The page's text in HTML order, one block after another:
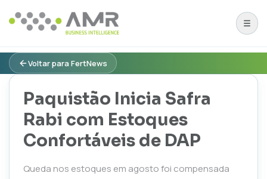
Voltar para FertNews
Paquistão Inicia Safra
Rabi com Estoques
Confortáveis de DAP
Queda nos estoques em agosto foi compensada